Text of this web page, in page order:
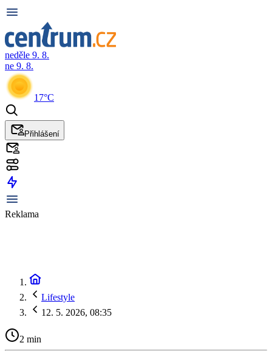
neděle 9. 8.
ne 9. 8.
17°C
Přihlášení
Reklama
Lifestyle
12. 5. 2026, 08:35
2 min